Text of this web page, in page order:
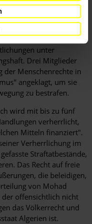
und Mohamed
ihrer
unter
Drei Mitglieder
der Menschenrechte in
angeklagt, um sie
zu bestrafen.
wird mit bis zu fünf
verherrlicht,
Mitteln finanziert".
Verherrlichung im
Straftatbestände,
Das Recht auf freie
die beleidigen,
von Mohad
der offensichtlich nicht
das Völkerrecht und
Algerien ist.